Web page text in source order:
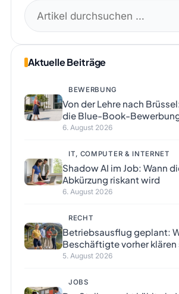
Suchen
nach:
Aktuelle Beiträge
BEWERBUNG
Von der Lehre nach
die Blue-Book-
6. August 2026
IT, COMPUTER & INTERNET
Shadow AI im Job: Wann
Abkürzung riskant wird
6. August 2026
RECHT
Betriebsausflug geplant:
Beschäftigte vorher klären
5. August 2026
JOBS